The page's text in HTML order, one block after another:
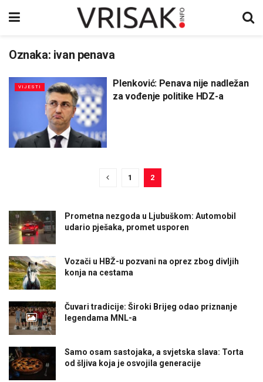
Oznaka: ivan penava
VIJESTI
Plenković: Penava nije nadležan
za vođenje politike HDZ-a
1 2
Prometna nezgoda u Ljubuškom: Automobil
udario pješaka, promet usporen
Vozači u HBŽ-u pozvani na oprez zbog divljih
konja na cestama
Čuvari tradicije: Široki Brijeg odao priznanje
legendama MNL-a
Samo osam sastojaka, a svjetska slava: Torta
od šljiva koja je osvojila generacije